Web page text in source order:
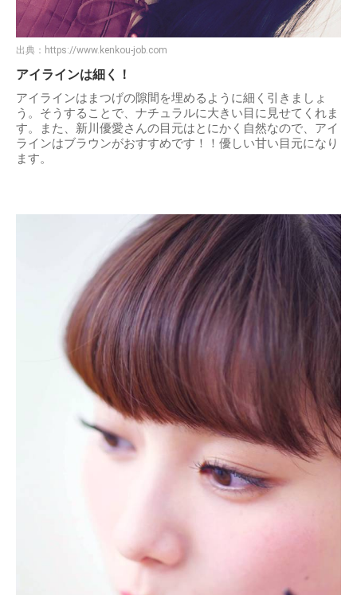
出典： https://www.kenkou-job.com
アイラインは細く！
アイラインはまつげの隙間を埋めるように細く引きましょ
う。そうすることで、ナチュラルに大きい目に見せてくれま
す。また、新川優愛さんの目元はとにかく自然なので、アイ
ラインはブラウンがおすすめです！！優しい甘い目元になり
ます。